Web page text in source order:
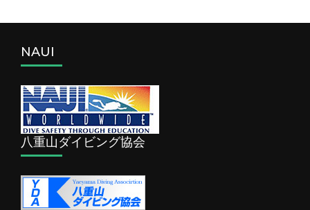
NAUI
八重山ダイビング協会